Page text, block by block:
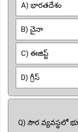
A) భారతదేశం
B) చైనా
C) ఈజిప్ట్
D) గ్రీస్
Q) సౌర వ్యవస్థలో